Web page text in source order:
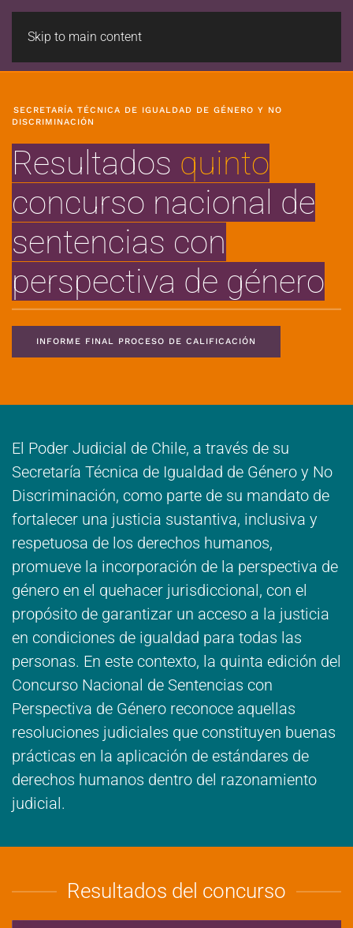
Skip to main content
SECRETARÍA TÉCNICA DE IGUALDAD DE GÉNERO Y NO
DISCRIMINACIÓN
Resultados quinto
concurso nacional de
sentencias con
perspectiva de género
INFORME FINAL PROCESO DE CALIFICACIÓN
El Poder Judicial de Chile, a través de su
Secretaría Técnica de Igualdad de Género y No
Discriminación, como parte de su mandato de
fortalecer una justicia sustantiva, inclusiva y
respetuosa de los derechos humanos,
promueve la incorporación de la perspectiva de
género en el quehacer jurisdiccional, con el
propósito de garantizar un acceso a la justicia
en condiciones de igualdad para todas las
personas. En este contexto, la quinta edición del
Concurso Nacional de Sentencias con
Perspectiva de Género reconoce aquellas
resoluciones judiciales que constituyen buenas
prácticas en la aplicación de estándares de
derechos humanos dentro del razonamiento
judicial.
Resultados del concurso